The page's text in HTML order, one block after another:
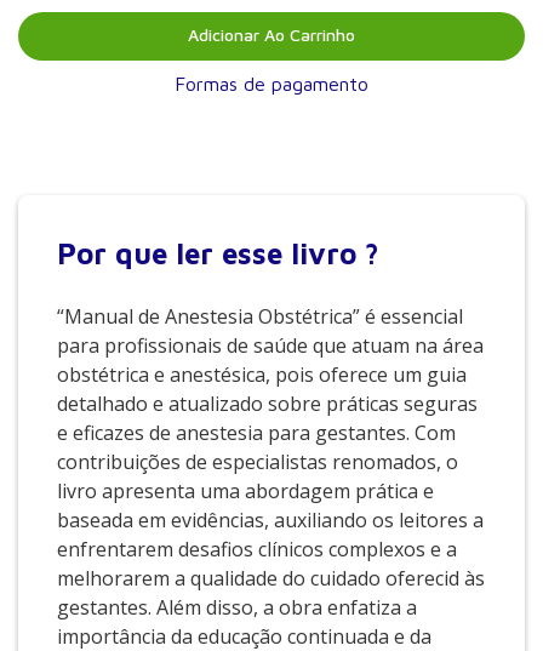
Adicionar Ao Carrinho
Formas de pagamento
Por que ler esse livro ?
“Manual de Anestesia Obstétrica” é essencial
para profissionais de saúde que atuam na área
obstétrica e anestésica, pois oferece um guia
detalhado e atualizado sobre práticas seguras
e eficazes de anestesia para gestantes. Com
contribuições de especialistas renomados, o
livro apresenta uma abordagem prática e
baseada em evidências, auxiliando os leitores a
enfrentarem desafios clínicos complexos e a
melhorarem a qualidade do cuidado oferecid às
gestantes. Além disso, a obra enfatiza a
importância da educação continuada e da